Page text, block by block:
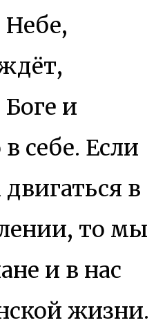
и
себе. Если
в
то мы
и в нас
жизни.